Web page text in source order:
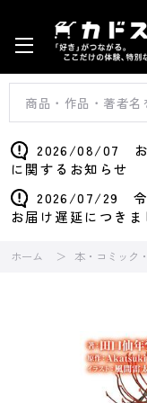
2026/08/07 お
に関するお知らせ
2026/07/29 令
お届け遅延につきま
ホーム 本・コミック